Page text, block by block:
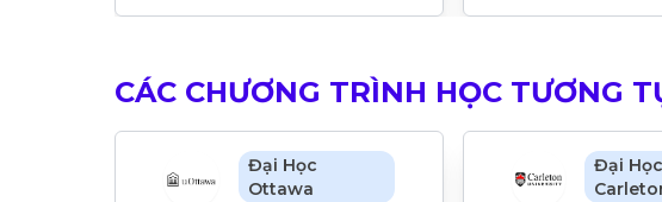
CÁC CHƯƠNG TRÌNH HỌC TƯƠNG
Đại Học
Ottawa
Đại Học